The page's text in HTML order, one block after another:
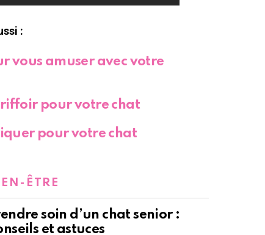
:
vous amuser avec votre
pour votre chat
pour votre chat
ÊTRE
soin d’un chat senior :
et astuces